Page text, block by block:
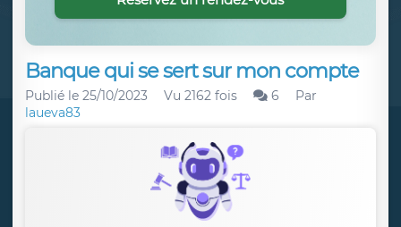
Banque qui se sert sur mon compte
Publié le 25/10/2023 Vu 2162 fois 6
Par
laueva83